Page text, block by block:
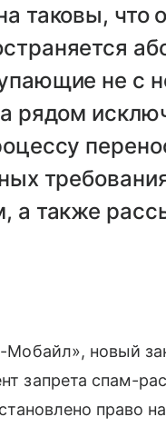
таковы, что
не с
рядом
а также
новый
запрета спам-
право